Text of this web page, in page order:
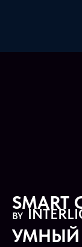
SMART
BY
УМНЫЙ